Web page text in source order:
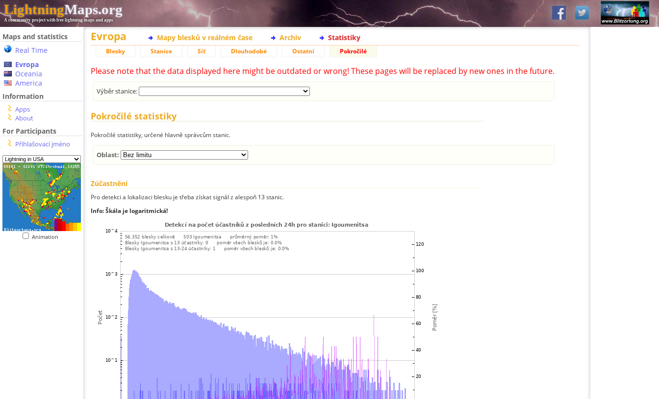
LightningMaps.org
A community project with free lightning maps and apps
Maps and statistics
Real Time
Evropa
Oceania
America
Information
Apps
About
For Participants
Přihlašovací jméno
Animation
Evropa Mapy blesků v reálném čase Archiv Statistiky
Blesky Stanice Síť Dlouhodobé Ostatní Pokročilé
Please note that the data displayed here might be outdated or wrong! These pages will be replaced by new ones in the future.
Výběr stanice:
Pokročilé statistiky
Pokročilé statistiky, určené hlavně správcům stanic.
Oblast:
Zúčastnění
Pro detekci a lokalizaci blesku je třeba získat signál z alespoň 13 stanic.
Info: Škála je logaritmická!